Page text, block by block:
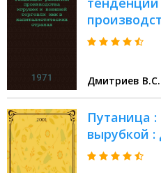
внешней
Дмитриев В.С.
Путаница
вырубкой